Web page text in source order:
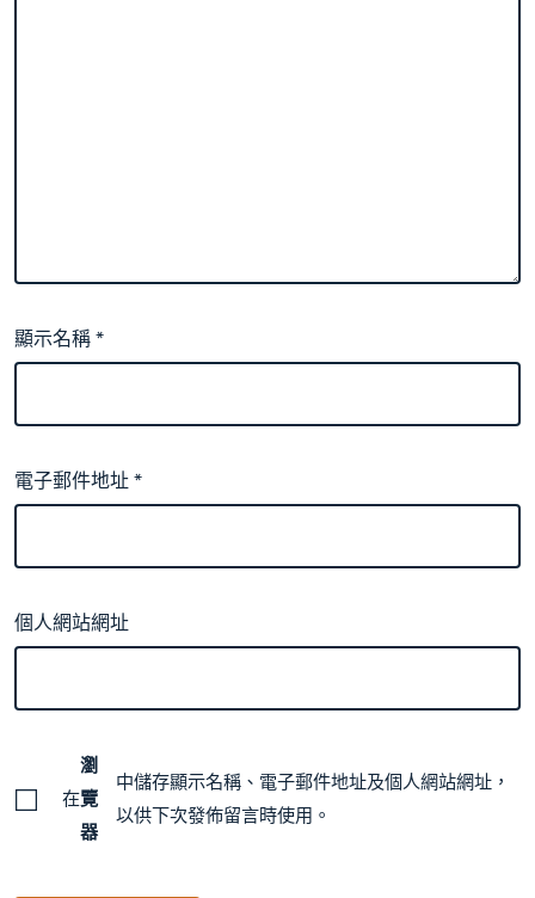
顯示名稱*
電子郵件地址*
個人網站網址
在
瀏
覽
器
中儲存顯示名稱、電子郵件地址及個人網站網址，
以供下次發佈留言時使用。